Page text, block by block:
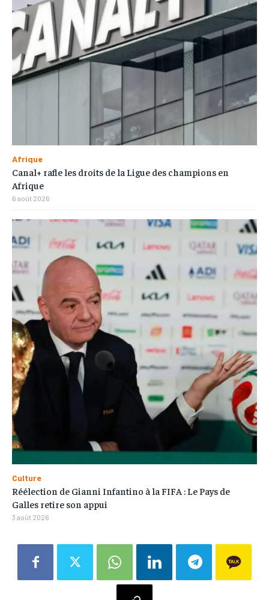
Afrique
Canal+ rafle les droits de la Ligue des champions en
Afrique
6 août 2026
Culture
Réélection de Gianni Infantino à la FIFA : Le Pays de
Galles retire son appui
3 août 2026